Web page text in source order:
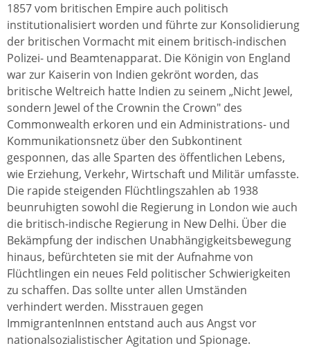
1857 vom britischen Empire auch politisch
institutionalisiert worden und führte zur Konsolidierung
der britischen Vormacht mit einem britisch-indischen
Polizei- und Beamtenapparat. Die Königin von England
war zur Kaiserin von Indien gekrönt worden, das
britische Weltreich hatte Indien zu seinem „Nicht Jewel,
sondern Jewel of the Crownin the Crown" des
Commonwealth erkoren und ein Administrations- und
Kommunikationsnetz über den Subkontinent
gesponnen, das alle Sparten des öffentlichen Lebens,
wie Erziehung, Verkehr, Wirtschaft und Militär umfasste.
Die rapide steigenden Flüchtlingszahlen ab 1938
beunruhigten sowohl die Regierung in London wie auch
die britisch-indische Regierung in New Delhi. Über die
Bekämpfung der indischen Unabhängigkeitsbewegung
hinaus, befürchteten sie mit der Aufnahme von
Flüchtlingen ein neues Feld politischer Schwierigkeiten
zu schaffen. Das sollte unter allen Umständen
verhindert werden. Misstrauen gegen
ImmigrantenInnen entstand auch aus Angst vor
nationalsozialistischer Agitation und Spionage.